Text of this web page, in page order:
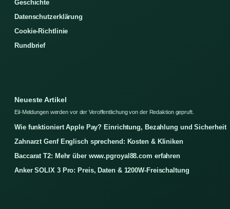
Geschichte
Datenschutzerklärung
Cookie-Richtlinie
Rundbrief
Neueste Artikel
Eil-Meldungen werden vor der Veroffentlichung von der Redaktion gepruft.
Wie funktioniert Apple Pay? Einrichtung, Bezahlung und Sicherheit
Zahnarzt Genf Englisch sprechend: Kosten & Kliniken
Baccarat T2: Mehr über www.pgroyal88.com erfahren
Anker SOLIX 3 Pro: Preis, Daten & 1200W-Freischaltung